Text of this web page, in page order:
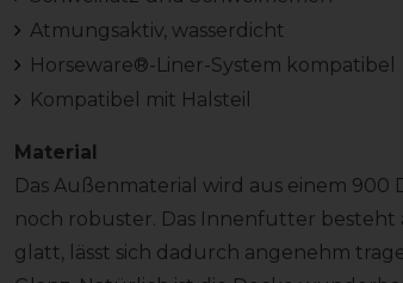
Atmungsaktiv, wasserdicht
Horseware®-Liner-System kompatibel
Kompatibel mit Halsteil
Material
Das Außenmaterial wird aus einem
noch robuster. Das Innenfutter besteht
glatt, lässt sich dadurch angenehm